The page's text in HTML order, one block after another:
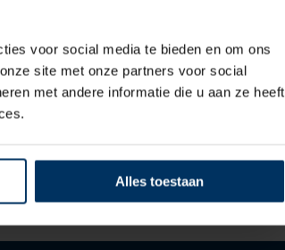
voor social media te bieden en om ons
site met onze partners voor social
met andere informatie die u aan ze heeft
Alles toestaan
Ø30 x 90 cm